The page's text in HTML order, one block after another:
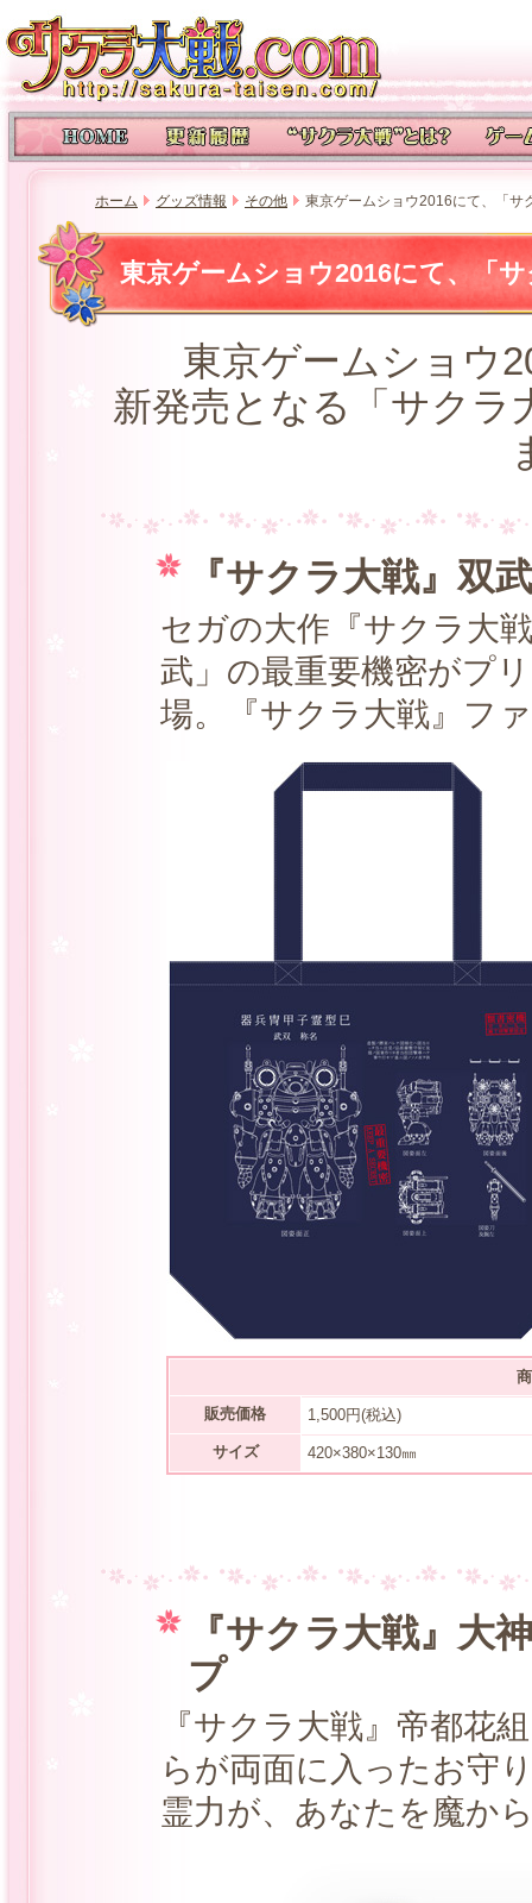
ホーム グッズ情報 その他 東京ゲームショウ2016にて、「サ
東京ゲームショウ2016にて、「
東京ゲームショウ
新発売となる「サクラ
『サクラ大戦』双
セガの大作『サクラ大
武」の最重要機密がプ
場。『サクラ大戦』フ
販売価格 1,500円(税込)
サイズ 420×380×130㎜
『サクラ大戦』大
プ
『サクラ大戦』帝都花
らが両面に入ったお守
霊力が、あなたを魔か